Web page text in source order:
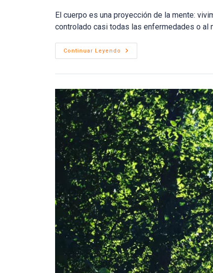
la
entrada:
entrada:
El cuerpo es una proyección de la mente:
controlado casi todas las enfermedades o al
Continuar Leyendo
El
Cuerpo
La
Mente